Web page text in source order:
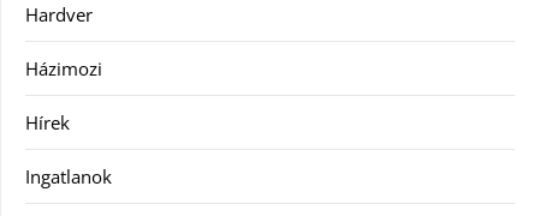
Hardver
Házimozi
Hírek
Ingatlanok